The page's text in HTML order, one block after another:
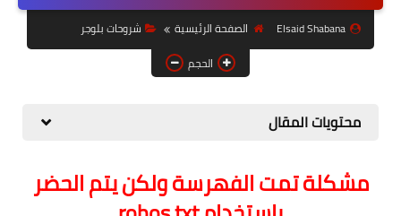
تحديث الرسيفرات
أنظمة تشغيل Windows
قصة وعبرة
Elsaid Shabana الصفحة الرئيسية
شروحات بلوجر
الحجم
محتويات المقال
مشكلة تمت الفهرسة ولكن يتم الحضر